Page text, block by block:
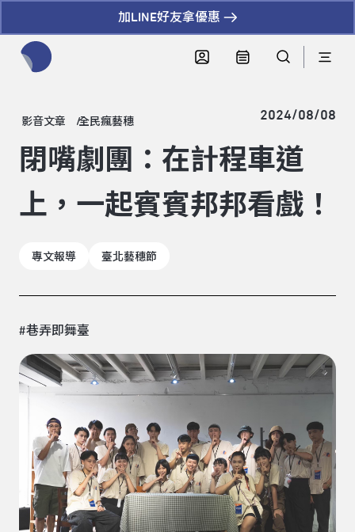
加LINE好友拿優惠
影音文章 全民瘋藝穗 2024/08/08
閉嘴劇團：在計程車道
上，一起賓賓邦邦看戲！
專文報導 臺北藝穗節
#巷弄即舞臺